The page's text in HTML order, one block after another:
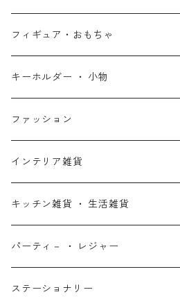
スターウォーズ・アニメ
スターウォーズ・コラボ
ドクター・ストレンジ
ガーディアンズ・オブ・ギャラクシー
アントマン
X-MEN
デッド・プール
ファンタスティック・フォー
ゴーストライダー
塔の上のラプンツェル
アナと雪の女王
プリンセスと魔法のキス
ムーラン
ズートピア
モアナと伝説の海
ライオンキング
ジョーカー
ハーレイ・クイン
ひつじのショーン
ピーナッツ / スヌーピー
ミッフィー
セサミストリート
ルーニー・テューンズ
ベアブリック
ワンピース
北欧・ヨーロッパ雑貨
アメリカン雑貨
ホームパーティー・バーベキュー雑貨
アクセサリー
フィギュア・おもちゃ
スタチュー ・ フィギュア
ぬいぐるみ ・ プラッシュドール
コインバンク ・ 貯金箱
おもちゃ・パズル
コミック・絵本
キーホルダー ・ 小物
ステッカー ・ シール
ストラップ
キーホルダー
ワッペン
マスコット
ファッション
ウェア
ポーチ ・ バッグ
財布 ・ ウォレット
アクセサリー
インテリア雑貨
ウォールアート
ポスター ・ デコレーション
ファブリック
キッチン雑貨 ・ 生活雑貨
キッチングッズ
マグカップ ・ グラス ・ タンブラー
生活雑貨
パーティ－ ・ レジャー
ステーショナリー